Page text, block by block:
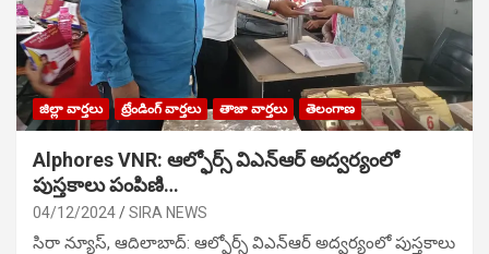
జిల్లా వార్తలు ట్రేండింగ్ వార్తలు తాజా వార్తలు తెలంగాణ
Alphores VNR: ఆల్ఫోర్స్ విఎన్ఆర్ అద్వర్యంలో
పుస్తకాలు పంపిణి…
04/12/2024 SIRA NEWS
సిరా న్యూస్, ఆదిలాబాద్: ఆల్ఫోర్స్ విఎన్ఆర్ అద్వర్యంలో పుస్తకాలు